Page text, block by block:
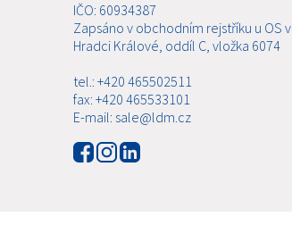
IČO: 60934387
Zapsáno v obchodním rejstříku u OS v
Hradci Králové, oddíl C, vložka 6074
tel.: +420 465502511
fax: +420 465533101
E-mail: sale@ldm.cz